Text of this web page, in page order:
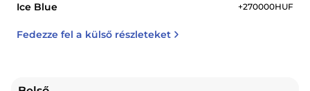
Ice Blue +270000HUF
Fedezze fel a külső részleteket